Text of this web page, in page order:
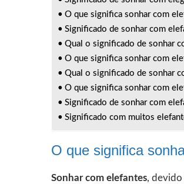
O que significa sonhar com
Significado de sonhar com
Qual o significado de sonhar
O que significa sonhar com
Qual o significado de sonhar
O que significa sonhar com
Significado de sonhar com
Significado com muitos
O que significa
Sonhar com elefantes, devido